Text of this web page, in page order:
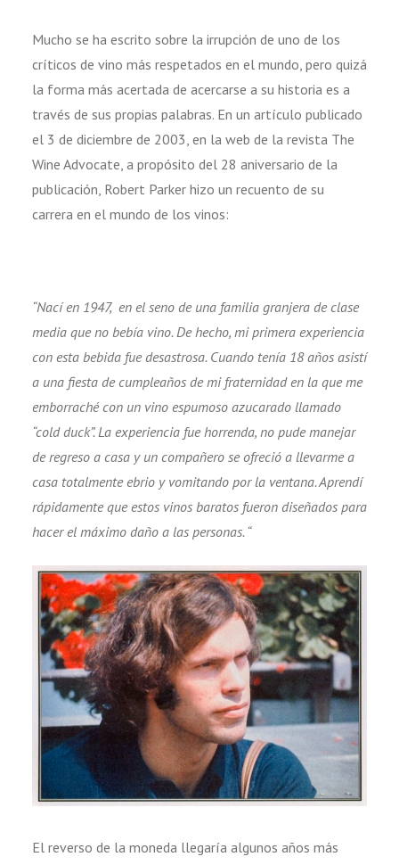
Mucho se ha escrito sobre la irrupción de uno de los
críticos de vino más respetados en el mundo, pero quizá
la forma más acertada de acercarse a su historia es a
través de sus propias palabras. En un artículo publicado
el 3 de diciembre de 2003, en la web de la revista The
Wine Advocate, a propósito del 28 aniversario de la
publicación, Robert Parker hizo un recuento de su
carrera en el mundo de los vinos:
“Nací en 1947, en el seno de una familia granjera de clase
media que no bebía vino. De hecho, mi primera experiencia
con esta bebida fue desastrosa. Cuando tenía 18 años asistí
a una fiesta de cumpleaños de mi fraternidad en la que me
emborraché con un vino espumoso azucarado llamado
“cold duck”. La experiencia fue horrenda, no pude manejar
de regreso a casa y un compañero se ofreció a llevarme a
casa totalmente ebrio y vomitando por la ventana. Aprendí
rápidamente que estos vinos baratos fueron diseñados para
hacer el máximo daño a las personas. “
El reverso de la moneda llegaría algunos años más